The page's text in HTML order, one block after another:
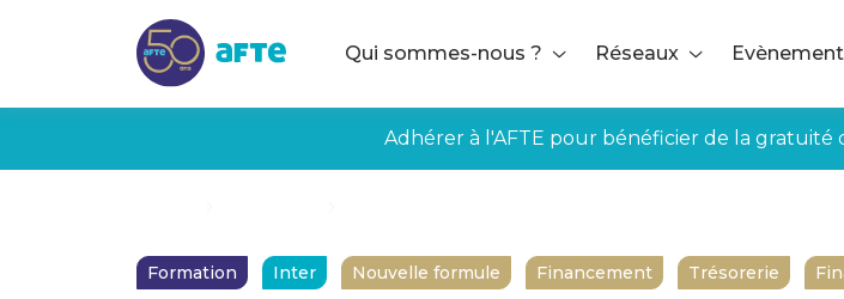
Qui sommes-nous ?
Réseaux
Adhérer à l'AFTE pour bénéficier de la gratuité
Formation Inter Nouvelle formule Financement Trésorerie